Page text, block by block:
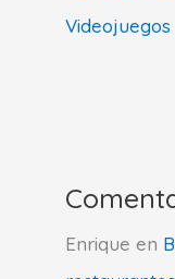
Videojuegos
Enrique en